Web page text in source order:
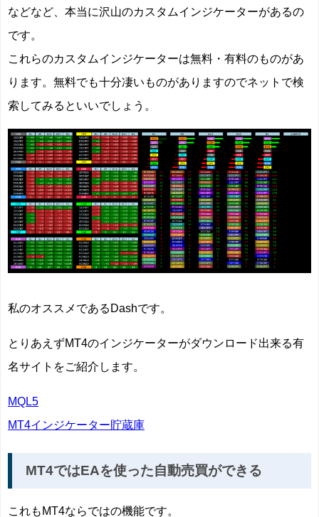
などなど、本当に沢山のカスタムインジケーターがあるの
です。
これらのカスタムインジケーターは無料・有料のものがあ
ります。無料でも十分凄いものがありますのでネットで検
索してみるといいでしょう。
私のオススメであるDashです。
とりあえずMT4のインジケーターがダウンロード出来る有
名サイトをご紹介します。
MQL5
MT4インジケーター貯蔵庫
MT4ではEAを使った自動売買ができる
これもMT4ならではの機能です。